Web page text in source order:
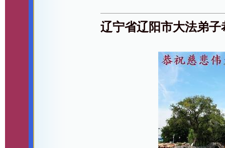
辽宁省辽阳市大法弟